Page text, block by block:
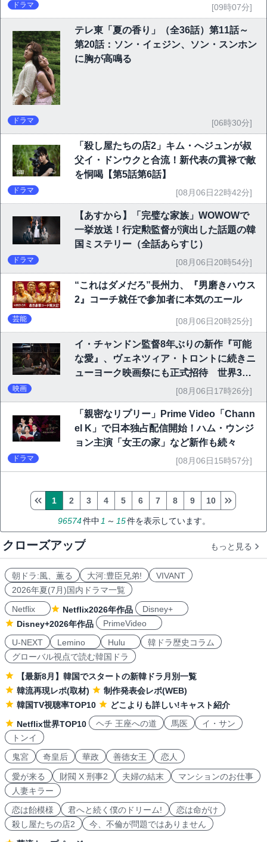
ドラマ [09時07分]
テレ東「夏の香り」（全36話）第11話～
第20話：ソン・イェジン、ソン・スンホン
に胸が高鳴る
ドラマ [06時30分]
「殺し屋たちの店2」キム・へジュンが叔
父イ・ドンウクと合流！新代表の貫禄で敵
を恫喝【第5話第6話】
ドラマ [08月06日22時42分]
【あすから】「完璧な家族」WOWOWで
一挙放送！行定勲監督が演出した話題の韓
国ミステリー（全話あらすじ）
ドラマ [08月06日20時54分]
“これはダメだろ”長州力、『男磨きハウス
2』コーチ就任で参加者に本気のエール
芸能 [08月06日20時25分]
イ・チャンドン監督8年ぶりの新作『可能
な愛』、ヴェネツィア・トロントに続きニ
ューヨーク映画祭にも正式招待 世界3大
映画祭で快挙｜Netflix映画
映画 [08月06日17時26分]
「親密なリプリー」Prime Video「Chann
el K」で日本独占配信開始！ハム・ウンジ
ョン主演「女王の家」など新作も続々
ドラマ [08月06日15時57分]
96574件中 1 ～ 15件を表示しています。
1 2 3 4 5 6 7 8 9 10
クローズアップ もっと見る
朝ドラ:風、薫る 大河:豊臣兄弟!
VIVANT
2026年夏(7月)国内ドラマ一覧
Netflix
Netflix2026年作品
Disney+
Disney+2026年作品
PrimeVideo
U-NEXT
Lemino Hulu
韓ドラ歴史コラム
グローバル視点で読む韓国ドラ
【最新8月】韓国でスタートの新韓ドラ月別一覧
韓流再現レポ(取材)
制作発表会レポ(WEB)
韓国TV視聴率TOP10
どこよりも詳しい!キャスト紹介
Netflix世界TOP10
ヘチ 王座への道 馬医
イ・サン
トンイ
鬼宮
奇皇后 華政 善徳女王 恋人
愛が来る 財閥 X 刑事2 夫婦の結末
マンションのお仕事
人妻キラー
恋は飴模様
君へと続く僕のドリーム!
恋は命がけ
殺し屋たちの店2
今、不倫が問題ではありません